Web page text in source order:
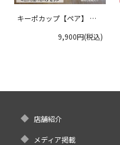
キーポカップ【ペア】 ラ
9,900円(税込)
店舗紹介
メディア掲載